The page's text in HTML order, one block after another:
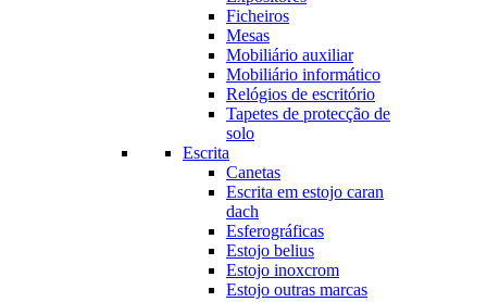
Ficheiros
Mesas
Mobiliário auxiliar
Mobiliário informático
Relógios de escritório
Tapetes de protecção de
solo
Escrita
Canetas
Escrita em estojo caran
dach
Esferográficas
Estojo belius
Estojo inoxcrom
Estojo outras marcas